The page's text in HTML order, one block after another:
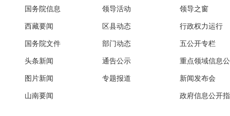
国务院信息
西藏要闻
国务院文件
头条新闻
图片新闻
山南要闻
领导活动
区县动态
部门动态
通告公示
专题报道
领导之窗
行政权力运行
五公开专栏
重点领域信息
新闻发布会
政府信息公开